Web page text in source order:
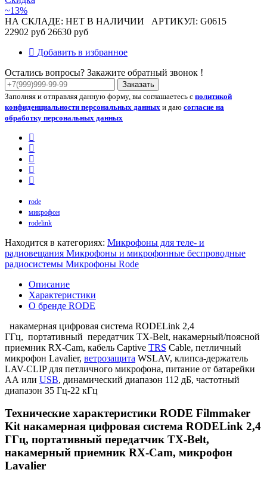
~13%
НА СКЛАДЕ: НЕТ В НАЛИЧИИ АРТИКУЛ: G0615
22902 руб 26630 руб
Добавить в избранное
Остались вопросы? Закажите обратный звонок !
Заказать
Заполняя и отправляя данную форму, вы соглашаетесь с политикой
конфиденциальности персональных данных и даю согласие на
обработку персональных данных
rode
микрофон
rodelink
Находится в категориях: Микрофоны для теле- и
радиовещания Микрофоны и микрофонные беспроводные
радиосистемы Микрофоны Rode
Описание
Характеристики
О бренде RODE
накамерная цифровая система RODELink 2,4
ГГц, портативный передатчик TX-Belt, накамерный/поясной
приемник RX-Cam, кабель Captive TRS Cable, петличный
микрофон Lavalier, ветрозащита WSLAV, клипса-держатель
LAV-CLIP для петличного микрофона, питание от батарейки
АА или USB, динамический диапазон 112 дБ, частотный
диапазон 35 Гц-22 кГц
Технические характеристики RODE Filmmaker
Kit накамерная цифровая система RODELink 2,4
ГГц, портативный передатчик TX-Belt,
накамерный приемник RX-Cam, микрофон
Lavalier